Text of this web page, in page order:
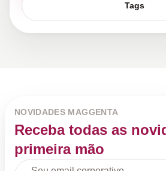
Tags
NOVIDADES MAGGENTA
Receba todas as
primeira mão